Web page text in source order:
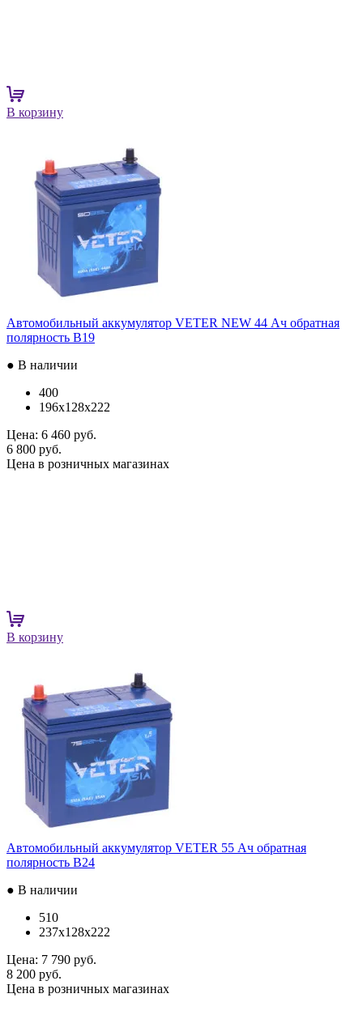
В корзину
Автомобильный аккумулятор VETER NEW 44 Ач обратная
полярность B19
● В наличии
400
196x128x222
Цена: 6 460 руб.
6 800 руб.
Цена в розничных магазинах
В корзину
Автомобильный аккумулятор VETER 55 Ач обратная
полярность B24
● В наличии
510
237x128x222
Цена: 7 790 руб.
8 200 руб.
Цена в розничных магазинах